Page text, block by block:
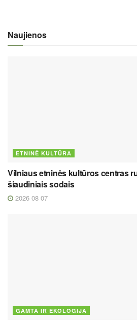
Naujienos
ETNINĖ KULTŪRA
Vilniaus etninės kultūros centras
šiaudiniais sodais
2026 08 07
GAMTA IR EKOLOGIJA